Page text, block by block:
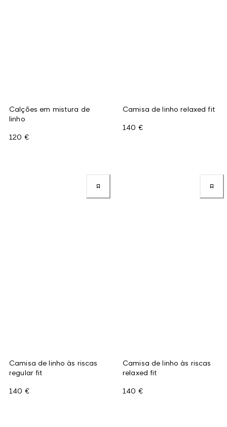
Calções em mistura de
linho
120 €
Camisa de linho relaxed fit
140 €
Camisa de linho às riscas
regular fit
140 €
Camisa de linho às riscas
relaxed fit
140 €